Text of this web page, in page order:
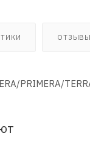
ОТЗЫВЫ
PRIMERA/